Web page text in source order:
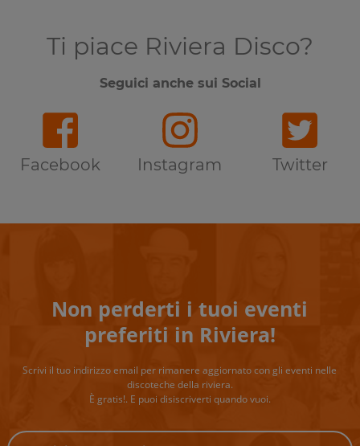
Ti piace Riviera Disco?
Seguici anche sui Social
Facebook Instagram Twitter
Non perderti i tuoi eventi
preferiti in Riviera!
Scrivi il tuo indirizzo email per rimanere aggiornato con gli eventi nelle
discoteche della riviera.
È gratis!. E puoi disiscriverti quando vuoi.